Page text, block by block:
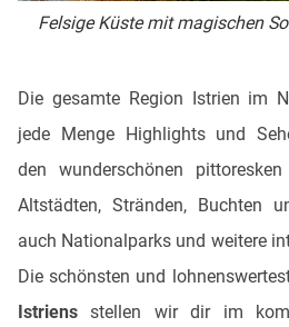
Felsige Küste mit magischen
Die gesamte Region Istrien im
jede Menge Highlights und
den wunderschönen
Altstädten, Stränden, Buchten
auch Nationalparks und weitere
Die schönsten und
Istriens stellen wir dir im